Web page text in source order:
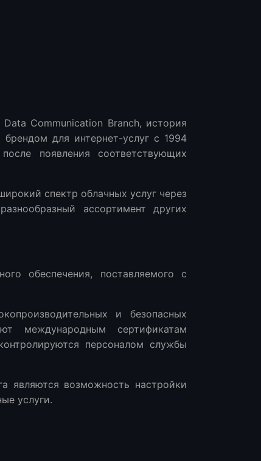
Communication Branch, история
для интернет-услуг с 1994
появления соответствующих
спектр облачных услуг через
ассортимент других
обеспечения, поставляемого с
и безопасных
международным сертификатам
персоналом службы
являются возможность настройки
услуги.